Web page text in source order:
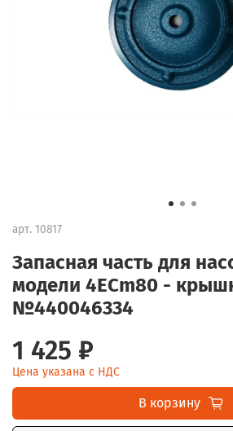
арт. 10817
Запасная часть для
модели 4ECm80 -
№440046334
1 425 ₽
Цена указана с НДС
В корзину